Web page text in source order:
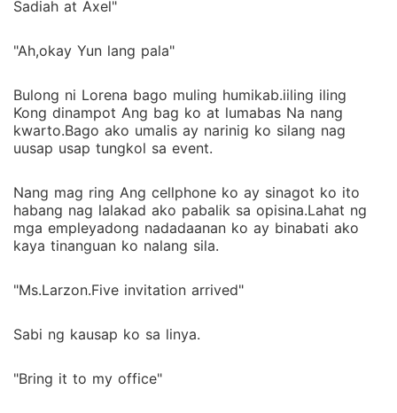
Sadiah at Axel"
"Ah,okay Yun lang pala"
Bulong ni Lorena bago muling humikab.iiling iling
Kong dinampot Ang bag ko at lumabas Na nang
kwarto.Bago ako umalis ay narinig ko silang nag
uusap usap tungkol sa event.
Nang mag ring Ang cellphone ko ay sinagot ko ito
habang nag lalakad ako pabalik sa opisina.Lahat ng
mga empleyadong nadadaanan ko ay binabati ako
kaya tinanguan ko nalang sila.
"Ms.Larzon.Five invitation arrived"
Sabi ng kausap ko sa linya.
"Bring it to my office"